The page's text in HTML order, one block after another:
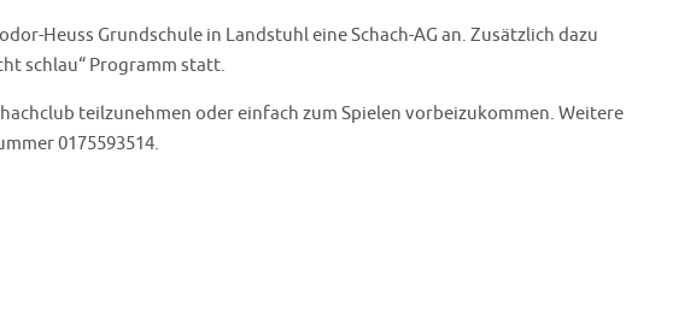
Heuss Grundschule in Landstuhl eine Schach-AG an. Zusätzlich dazu
schlau“ Programm statt.
teilzunehmen oder einfach zum Spielen vorbeizukommen. Weitere
0175593514.